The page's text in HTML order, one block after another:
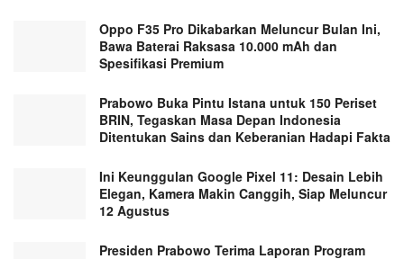
Oppo F35 Pro Dikabarkan Meluncur Bulan Ini,
Bawa Baterai Raksasa 10.000 mAh dan
Spesifikasi Premium
Prabowo Buka Pintu Istana untuk 150 Periset
BRIN, Tegaskan Masa Depan Indonesia
Ditentukan Sains dan Keberanian Hadapi Fakta
Ini Keunggulan Google Pixel 11: Desain Lebih
Elegan, Kamera Makin Canggih, Siap Meluncur
12 Agustus
Presiden Prabowo Terima Laporan Program